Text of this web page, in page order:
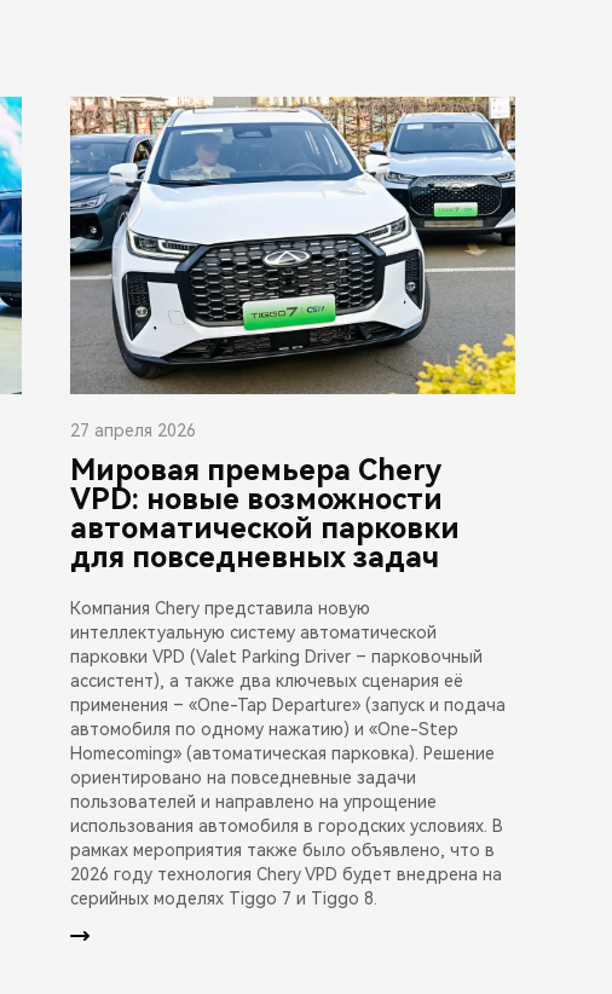
27 апреля 2026
Мировая премьера Chery
VPD: новые возможности
автоматической парковки
для повседневных задач
Компания Chery представила новую
интеллектуальную систему автоматической
парковки VPD (Valet Parking Driver – парковочный
ассистент), а также два ключевых сценария её
применения – «One-Tap Departure» (запуск и подача
автомобиля по одному нажатию) и «One-Step
Homecoming» (автоматическая парковка). Решение
ориентировано на повседневные задачи
пользователей и направлено на упрощение
использования автомобиля в городских условиях. В
рамках мероприятия также было объявлено, что в
2026 году технология Chery VPD будет внедрена на
серийных моделях Tiggo 7 и Tiggo 8.